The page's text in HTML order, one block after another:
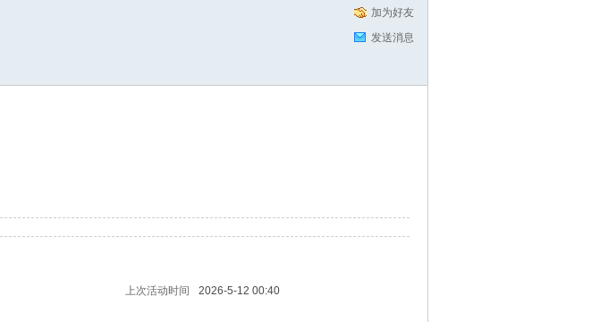
加为好友
发送消息
上次活动时间
2026-5-12 00:40